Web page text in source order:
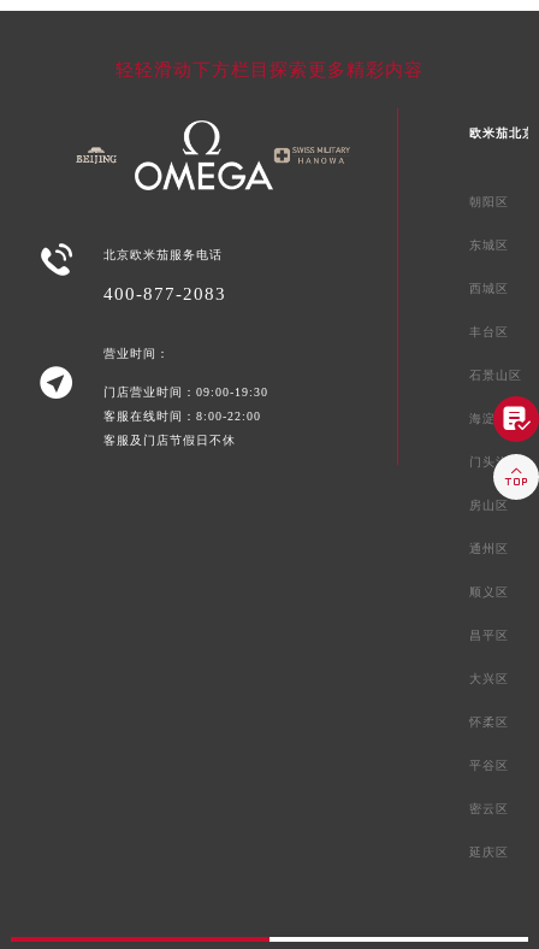
轻轻滑动下方栏目探索更多精彩内容
 北京欧米茄服务电话
400-877-2083

营业时间：
门店营业时间：09:00-19:30
客服在线时间：8:00-22:00
客服及门店节假日不休
欧米茄北京
朝阳区
东城区
西城区
丰台区
石景山区
海淀区
门头沟区
房山区
通州区
顺义区
昌平区
大兴区
怀柔区
平谷区
密云区
延庆区

